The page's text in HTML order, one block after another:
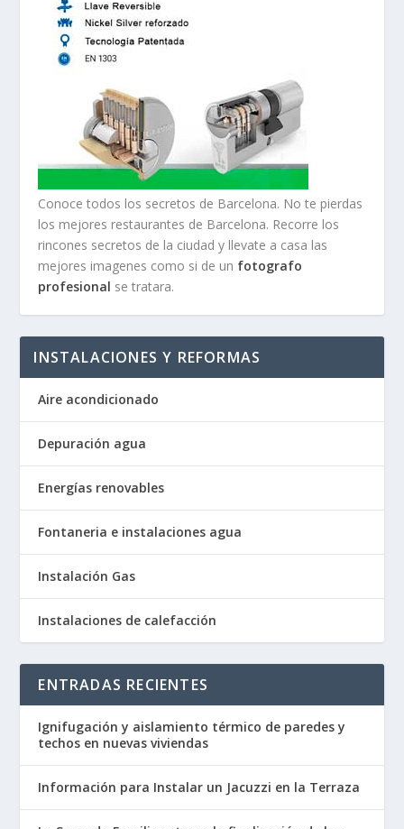
Conoce todos los secretos de Barcelona. No te pierdas
los mejores restaurantes de Barcelona. Recorre los
rincones secretos de la ciudad y llevate a casa las
mejores imagenes como si de un fotografo
profesional se tratara.
INSTALACIONES Y REFORMAS
Aire acondicionado
Depuración agua
Energías renovables
Fontaneria e instalaciones agua
Instalación Gas
Instalaciones de calefacción
ENTRADAS RECIENTES
Ignifugación y aislamiento térmico de paredes y
techos en nuevas viviendas
Información para Instalar un Jacuzzi en la Terraza